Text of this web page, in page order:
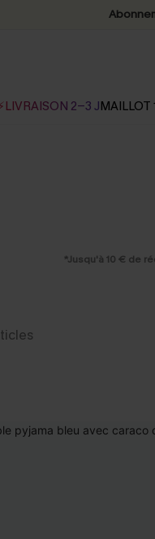
2-3 JMAILLOT
*Jusqu'à 10 € de